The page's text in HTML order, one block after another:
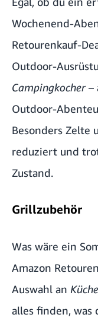
Wochenend-
Retourenkauf-
Outdoor-
Campingkocher –
Outdoor-
Besonders Zelte
reduziert und
Zustand.
Grillzubehör
Was wäre ein
Amazon
Auswahl an
alles finden,